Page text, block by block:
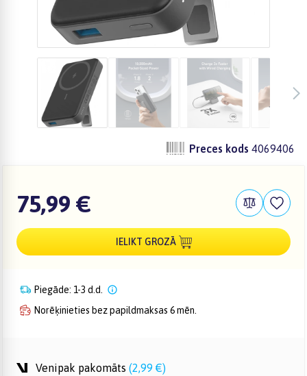
Preces kods 4069406
75,99 €
IELIKT GROZĀ
Piegāde: 1-3 d.d.
Norēķinieties bez papildmaksas 6 mēn.
Venipak pakomāts (2,99 €)